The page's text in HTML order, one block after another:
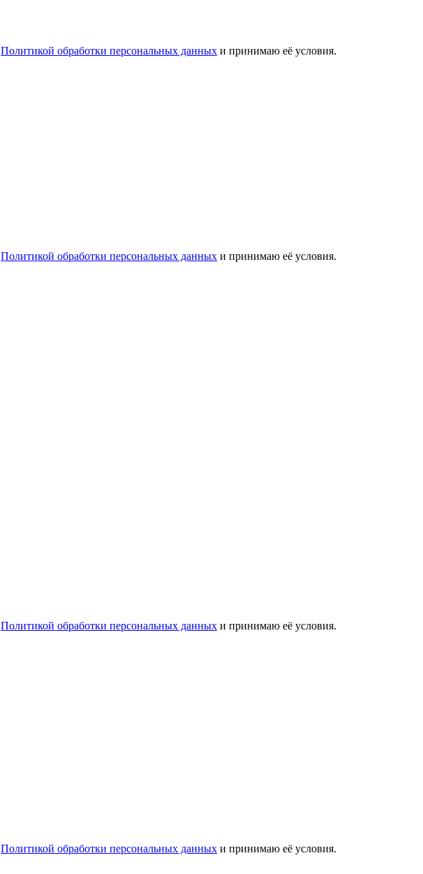
Политикой обработки персональных данных и принимаю её условия.
Политикой обработки персональных данных и принимаю её условия.
Политикой обработки персональных данных и принимаю её условия.
Политикой обработки персональных данных и принимаю её условия.